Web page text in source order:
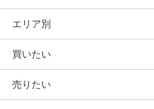
エリア別
買いたい
売りたい